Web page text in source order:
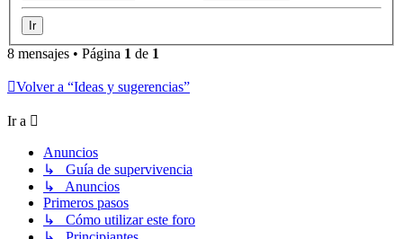
8 mensajes • Página 1 de 1
Volver a “Ideas y sugerencias”
Ir a
Anuncios
↳ Guía de supervivencia
↳ Anuncios
Primeros pasos
↳ Cómo utilizar este foro